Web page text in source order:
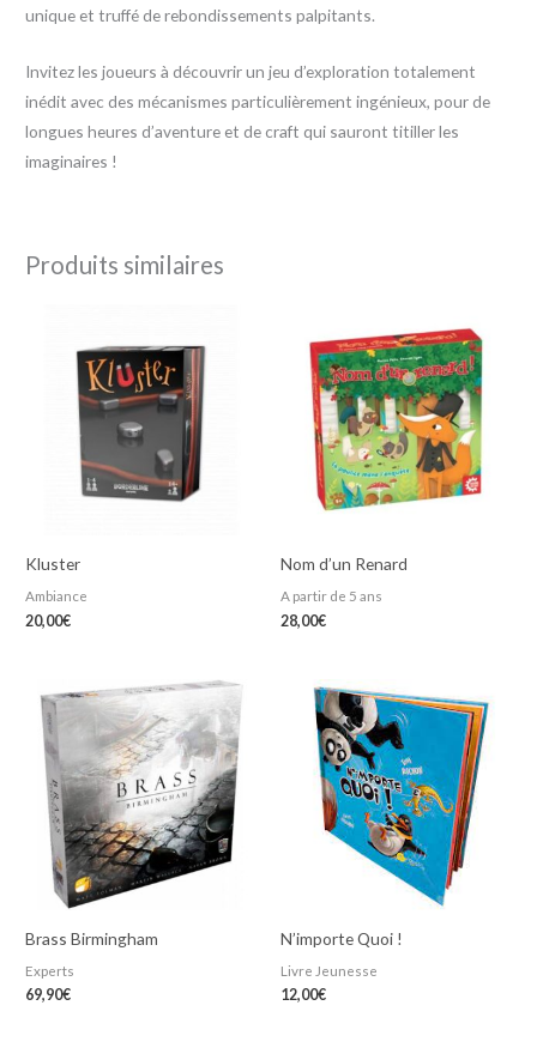
unique et truffé de rebondissements palpitants.
Invitez les joueurs à découvrir un jeu d’exploration totalement
inédit avec des mécanismes particulièrement ingénieux, pour de
longues heures d’aventure et de craft qui sauront titiller les
imaginaires !
Produits similaires
Kluster
Ambiance
20,00€
Nom d’un Renard
A partir de 5 ans
28,00€
Brass Birmingham
Experts
69,90€
N’importe Quoi !
Livre Jeunesse
12,00€